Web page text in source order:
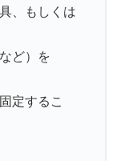
、もしくは
ど）を
定するこ